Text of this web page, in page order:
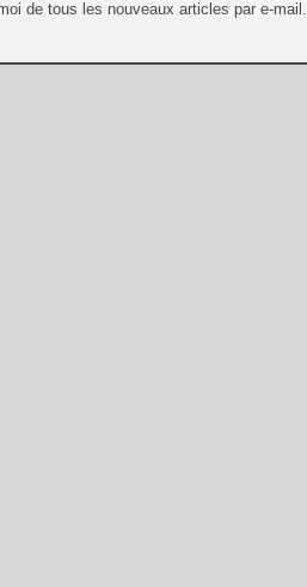
de tous les nouveaux articles par e-mail.